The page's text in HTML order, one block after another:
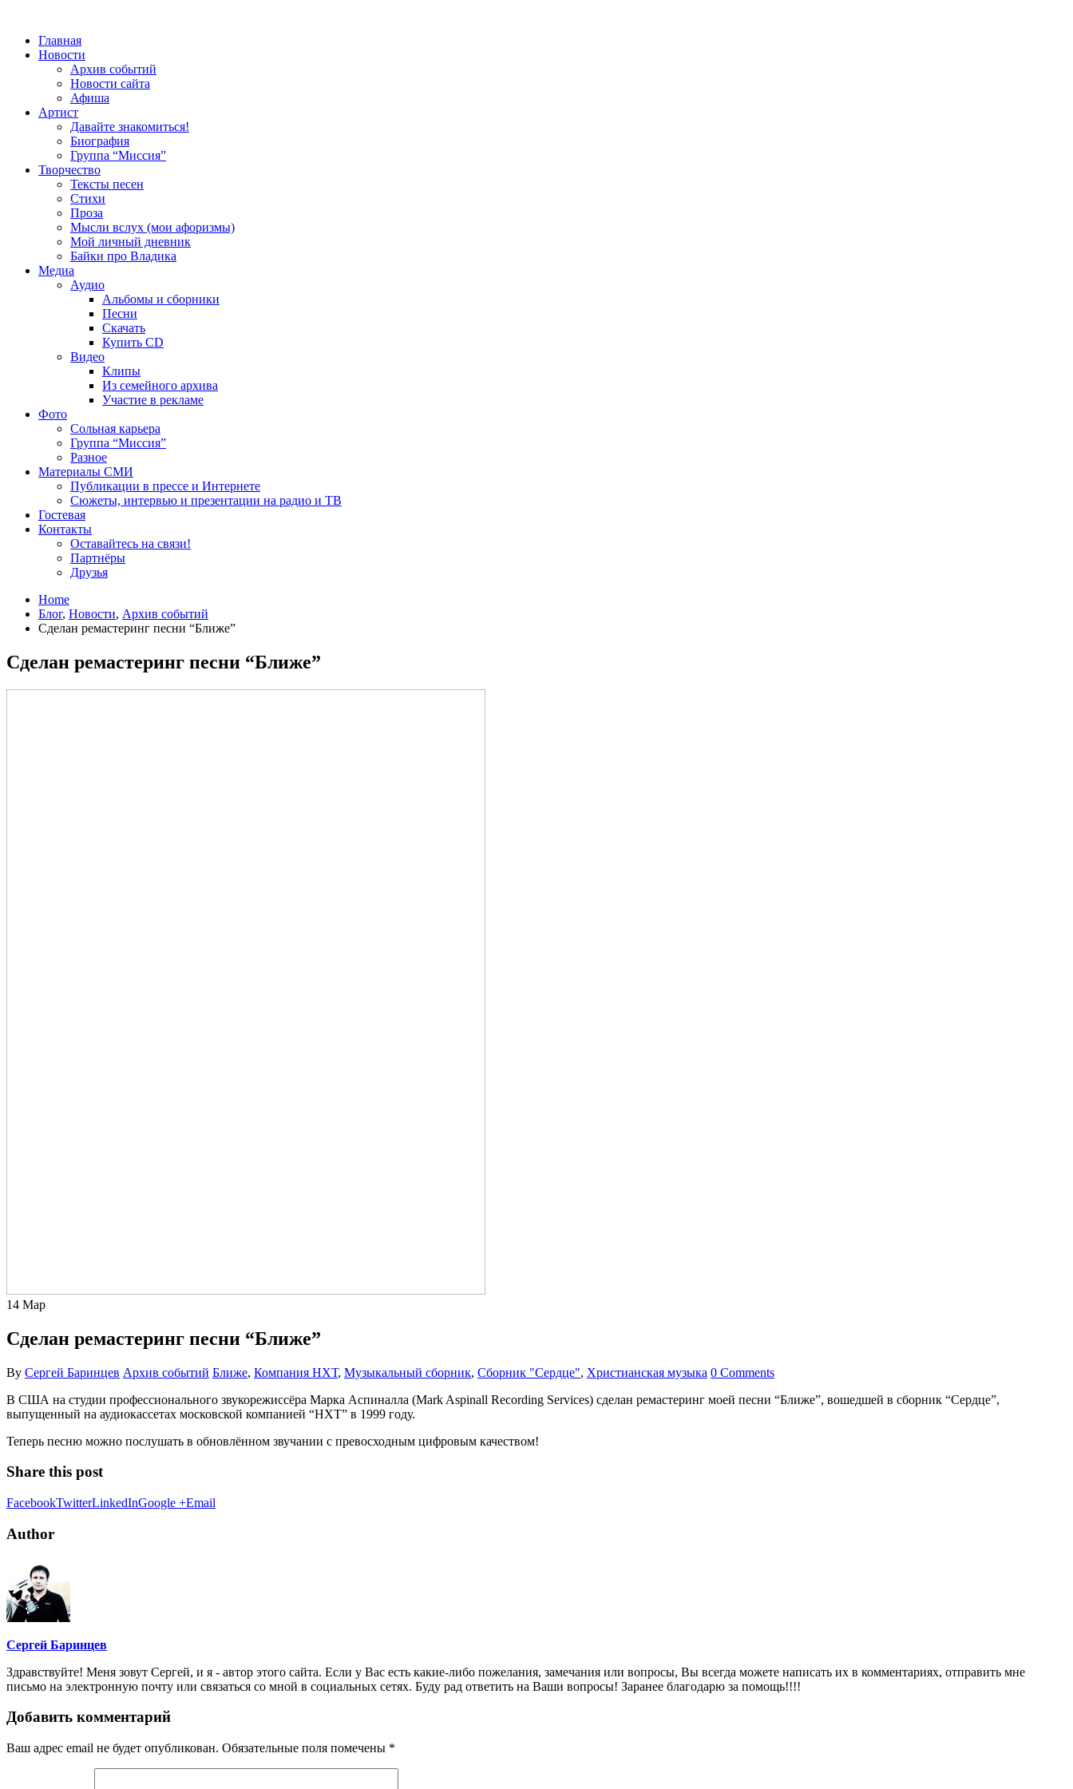
Главная
Новости
Архив событий
Новости сайта
Афиша
Артист
Давайте знакомиться!
Биография
Группа “Миссия”
Творчество
Тексты песен
Стихи
Проза
Мысли вслух (мои афоризмы)
Мой личный дневник
Байки про Владика
Медиа
Аудио
Альбомы и сборники
Песни
Скачать
Купить CD
Видео
Клипы
Из семейного архива
Участие в рекламе
Фото
Сольная карьера
Группа “Миссия”
Разное
Материалы СМИ
Публикации в прессе и Интернете
Сюжеты, интервью и презентации на радио и ТВ
Гостевая
Контакты
Оставайтесь на связи!
Партнёры
Друзья
Home
Блог, Новости, Архив событий
Сделан ремастеринг песни “Ближе”
Сделан ремастеринг песни “Ближе”
14 Мар
Сделан ремастеринг песни “Ближе”
By Сергей Баринцев Архив событий Ближе, Компания НХТ, Музыкальный сборник, Сборник "Сердце", Христианская музыка 0 Comments
В США на студии профессионального звукорежиссёра Марка Аспиналла (Mark Aspinall Recording Services) сделан ремастеринг моей песни “Ближе”, вошедшей в сборник “Сердце”,
выпущенный на аудиокассетах московской компанией “НХТ” в 1999 году.
Теперь песню можно послушать в обновлённом звучании с превосходным цифровым качеством!
Share this post
FacebookTwitterLinkedInGoogle +Email
Author
Сергей Баринцев
Здравствуйте! Меня зовут Сергей, и я - автор этого сайта. Если у Вас есть какие-либо пожелания, замечания или вопросы, Вы всегда можете написать их в комментариях, отправить мне
письмо на электронную почту или связаться со мной в социальных сетях. Буду рад ответить на Ваши вопросы! Заранее благодарю за помощь!!!!
Добавить комментарий
Ваш адрес email не будет опубликован. Обязательные поля помечены *